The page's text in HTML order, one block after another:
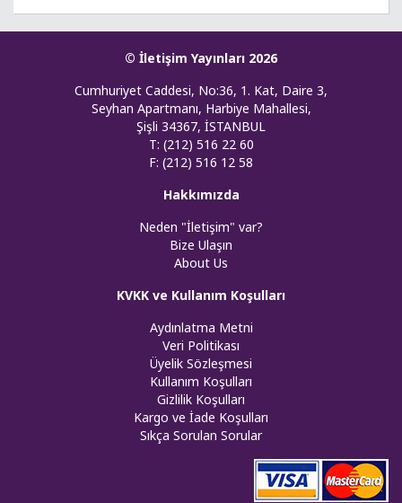
© İletişim Yayınları 2026
Cumhuriyet Caddesi, No:36, 1. Kat, Daire 3,
Seyhan Apartmanı, Harbiye Mahallesi,
Şişli 34367, İSTANBUL
T: (212) 516 22 60
F: (212) 516 12 58
Hakkımızda
Neden "İletişim" var?
Bize Ulaşın
About Us
KVKK ve Kullanım Koşulları
Aydınlatma Metni
Veri Politikası
Üyelik Sözleşmesi
Kullanım Koşulları
Gizlilik Koşulları
Kargo ve İade Koşulları
Sıkça Sorulan Sorular